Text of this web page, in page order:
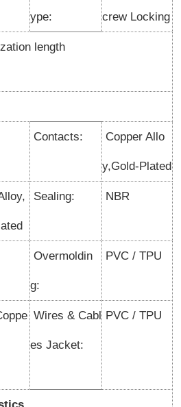
ype: crew Locking
length
Contacts: Copper Allo
y,Gold-Plated
Sealing: NBR
Overmoldin
g:
PVC / TPU
Wires & Cabl
es Jacket:
PVC / TPU